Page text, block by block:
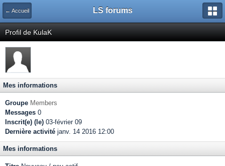
← Accueil LS forums
Profil de KulaK
Mes informations
Groupe Members
Messages 0
Inscrit(e) (le) 03-février 09
Dernière activité janv. 14 2016 12:00
Mes informations